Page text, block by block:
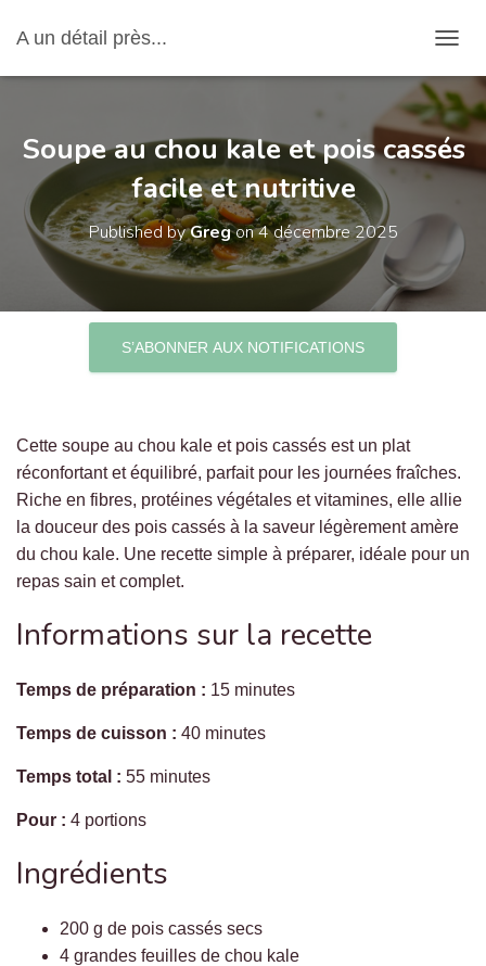
A un détail près...
Soupe au chou kale et pois cassés
facile et nutritive
Published byGregon4 décembre 2025
S’ABONNER AUX NOTIFICATIONS
Cette soupe au chou kale et pois cassés est un plat
réconfortant et équilibré, parfait pour les journées fraîches.
Riche en fibres, protéines végétales et vitamines, elle allie
la douceur des pois cassés à la saveur légèrement amère
du chou kale. Une recette simple à préparer, idéale pour un
repas sain et complet.
Informations sur la recette
Temps de préparation : 15 minutes
Temps de cuisson : 40 minutes
Temps total : 55 minutes
Pour : 4 portions
Ingrédients
200 g de pois cassés secs
4 grandes feuilles de chou kale